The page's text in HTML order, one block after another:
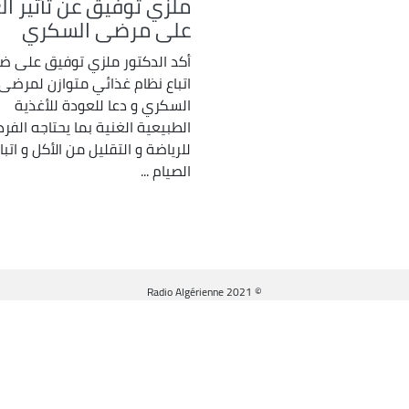
على مرضى السكري
أكد الدكتور ملزي توفيق على
اتباع نظام غذائي متوازن
السكري و دعا للعودة للأغذية
الطبيعية الغنية بما يحتاجه
للرياضة و التقليل من الأكل و
الصيام ...
© Radio Algérienne 2021